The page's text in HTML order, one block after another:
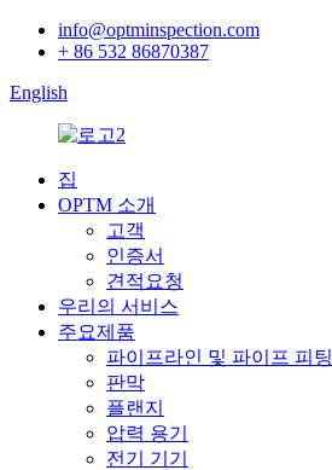
info@optminspection.com
+ 86 532 86870387
English
집
OPTM 소개
고객
인증서
견적요청
우리의 서비스
주요제품
파이프라인 및 파이프 피팅
판막
플랜지
압력 용기
전기 기기